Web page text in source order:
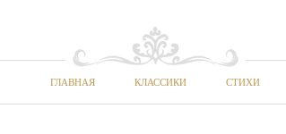
ГЛАВНАЯ КЛАССИКИ СТИХИ